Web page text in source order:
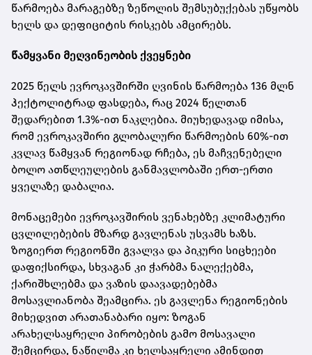
წარმოება მარაგებზე ზეწოლის შემსუბუქებას უწყობს
ხელს და დეფიციტის რისკებს ამცირებს.
წამყვანი მეღვინეობის ქვეყნები
2025 წელს ევროკავშირში ღვინის წარმოება 136 მლნ
ჰექტოლიტრად ფასდება, რაც 2024 წელთან
შედარებით 1.3%-ით ნაკლებია. მიუხედავად იმისა,
რომ ევროკავშირი გლობალური წარმოების 60%-ით
კვლავ წამყვან რეგიონად რჩება, ეს მაჩვენებელი
ბოლო ათწლეულების განმავლობაში ერთ-ერთი
ყველაზე დაბალია.
მონაცემები ევროკავშირის ვენახებზე კლიმატური
ცვლილებების მზარდ გავლენას უსვამს ხაზს.
ზოგიერთ რეგიონში გვალვა და პიკური სიცხეები
დაფიქსირდა, სხვაგან კი ჭარბმა ნალექებმა,
ქარიშხლებმა და ვაზის დაავადებებმა
მოსავლიანობა შეამცირა. ეს გავლენა რეგიონების
მიხედვით არათანაბარი იყო: ზოგან
არახელსაყრელი პირობების გამო მოსავალი
შემცირდა, ნაწილმა კი ხელსაყრელი ამინდით